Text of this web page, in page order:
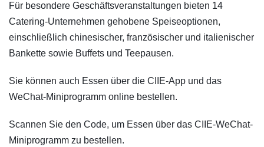
Für besondere Geschäftsveranstaltungen bieten 14
Catering-Unternehmen gehobene Speiseoptionen,
einschließlich chinesischer, französischer und italienischer
Bankette sowie Buffets und Teepausen.
Sie können auch Essen über die CIIE-App und das
WeChat-Miniprogramm online bestellen.
Scannen Sie den Code, um Essen über das CIIE-WeChat-
Miniprogramm zu bestellen.